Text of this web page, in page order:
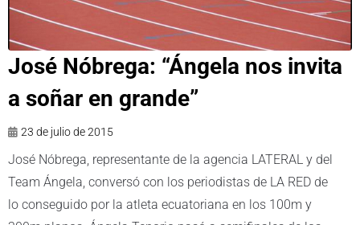
José Nóbrega: “Ángela nos invita
a soñar en grande”
23 de julio de 2015
José Nóbrega, representante de la agencia LATERAL y del
Team Ángela, conversó con los periodistas de LA RED de
lo conseguido por la atleta ecuatoriana en los 100m y